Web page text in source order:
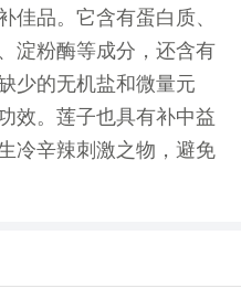
佳品。它含有蛋白质、
淀粉酶等成分，还含有
少的无机盐和微量元
效。莲子也具有补中益
冷辛辣刺激之物，避免